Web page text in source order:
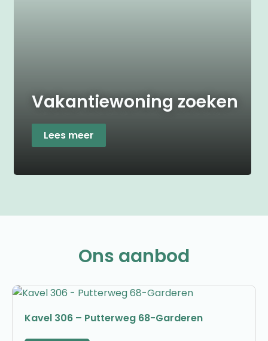
Vakantiewoning zoeken
Lees meer
Ons aanbod
Kavel 306 – Putterweg 68-Garderen